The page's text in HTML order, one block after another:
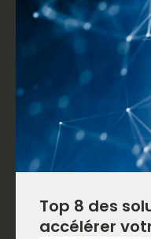
Top 8 des
accélérer